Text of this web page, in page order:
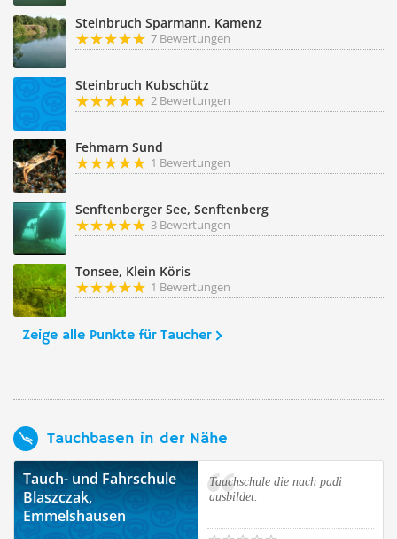
Steinbruch Sparmann, Kamenz
7 Bewertungen
Steinbruch Kubschütz
2 Bewertungen
Fehmarn Sund
1 Bewertungen
Senftenberger See, Senftenberg
3 Bewertungen
Tonsee, Klein Köris
1 Bewertungen
Zeige alle Punkte für Taucher
Tauchbasen in der Nähe
Tauch- und Fahrschule
Blaszczak,
Emmelshausen
Tauchschule die nach padi
ausbildet.